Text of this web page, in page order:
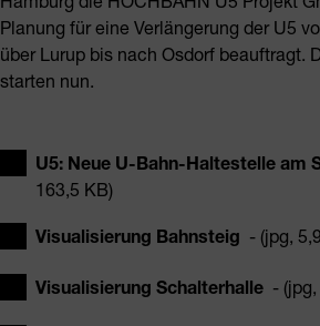
Planung für eine Verlängerung der U5
über Lurup bis nach Osdorf beauftragt.
starten nun.
U5: Neue U-Bahn-Haltestelle am
163,5 KB)
Visualisierung Bahnsteig - (jpg,
Visualisierung Schalterhalle -